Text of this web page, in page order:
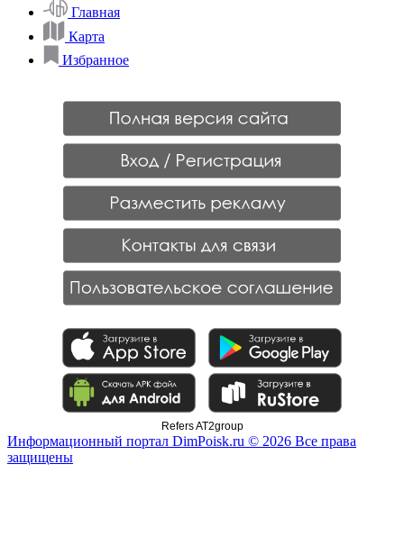
Главная
Карта
Избранное
Refers AT2group
Информационный портал DimPoisk.ru © 2026 Все права
защищены